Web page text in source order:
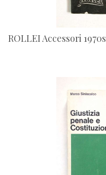
ROLLEI Accessori 1970s